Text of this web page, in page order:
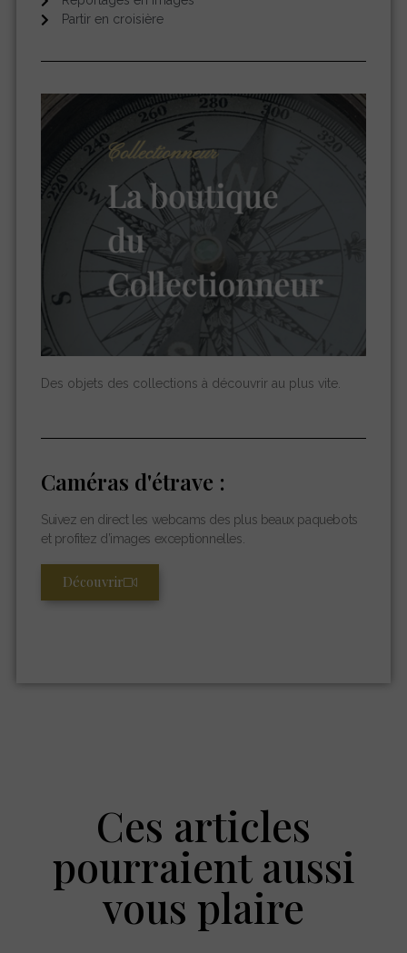
Partir en croisière
Des objets des collections à découvrir au plus vite.
Caméras d'étrave :
Suivez en direct les webcams des plus beaux paquebots
et profitez d’images exceptionnelles.
Découvrir
Ces articles
pourraient aussi
vous plaire